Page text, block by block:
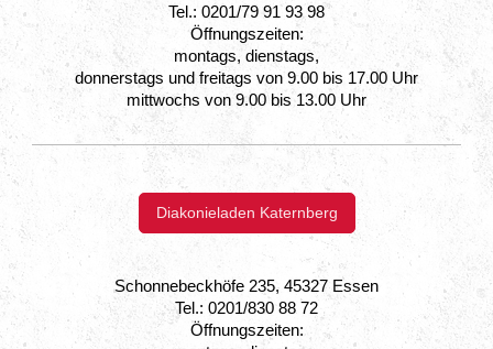
Tel.: 0201/79 91 93 98
Öffnungszeiten:
montags, dienstags,
donnerstags und freitags von 9.00 bis 17.00 Uhr
mittwochs von 9.00 bis 13.00 Uhr
Diakonieladen Katernberg
Schonnebeckhöfe 235, 45327 Essen
Tel.: 0201/830 88 72
Öffnungszeiten: